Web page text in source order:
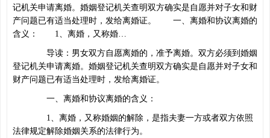
记机关申请离婚。婚姻登记机关查明双方确实是自愿并对子女和财
产问题已有适当处理时，发给离婚证。 一、离婚和协议离婚的
含义： 1、离婚，又称婚…
导读：男女双方自愿离婚的，准予离婚。双方必须到婚姻
登记机关申请离婚。婚姻登记机关查明双方确实是自愿并对子女和
财产问题已有适当处理时，发给离婚证。
一、离婚和协议离婚的含义：
1、离婚，又称婚姻的解除，是指夫妻一方或者双方依照
法律规定解除婚姻关系的法律行为。